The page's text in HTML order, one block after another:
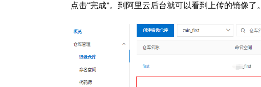
点击“完成”。到阿里云后台就可以看到上传的镜像了。